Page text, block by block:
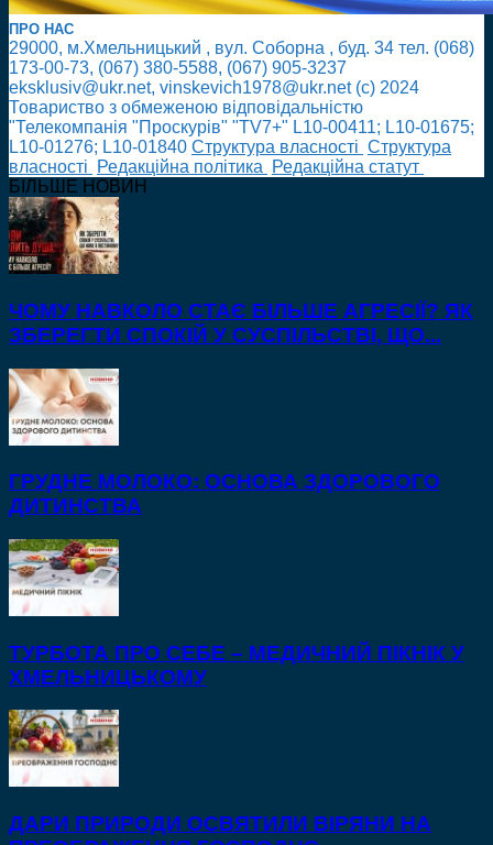
ПРО НАС
29000, м.Хмельницький , вул. Соборна , буд. 34 тел. (068)
173-00-73, (067) 380-5588, (067) 905-3237
eksklusiv@ukr.net, vinskevich1978@ukr.net (с) 2024
Товариство з обмеженою відповідальністю
"Телекомпанія "Проскурів" "TV7+" L10-00411; L10-01675;
L10-01276; L10-01840 Cтруктура власності Cтруктура
власності
Редакційна політика
Редакційна статут
БІЛЬШЕ НОВИН
ЧОМУ НАВКОЛО СТАЄ БІЛЬШЕ АГРЕСІЇ? ЯК
ЗБЕРЕГТИ СПОКІЙ У СУСПІЛЬСТВІ, ЩО...
ГРУДНЕ МОЛОКО: ОСНОВА ЗДОРОВОГО
ДИТИНСТВА
ТУРБОТА ПРО СЕБЕ – МЕДИЧНИЙ ПІКНІК У
ХМЕЛЬНИЦЬКОМУ
ДАРИ ПРИРОДИ ОСВЯТИЛИ ВІРЯНИ НА